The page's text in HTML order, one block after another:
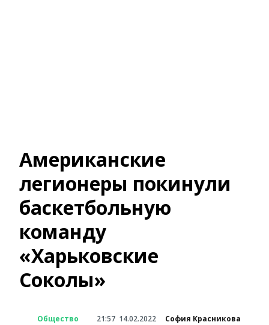
Американские
легионеры покинули
баскетбольную
команду
«Харьковские
Соколы»
Общество 21:57 14.02.2022 София Красникова